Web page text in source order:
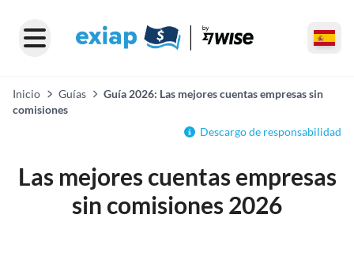
Inicio Guías
Guía 2026: Las mejores cuentas empresas sin
comisiones
Descargo de responsabilidad
Las mejores cuentas empresas
sin comisiones 2026